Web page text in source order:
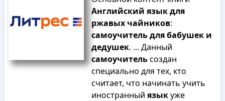
Английский языкдля
ржавых чайников:
самоучительдлябабушек и
дедушек. ... Данный
самоучительсоздан
специально для тех, кто
считает, что начинать учить
иностранный языкуже